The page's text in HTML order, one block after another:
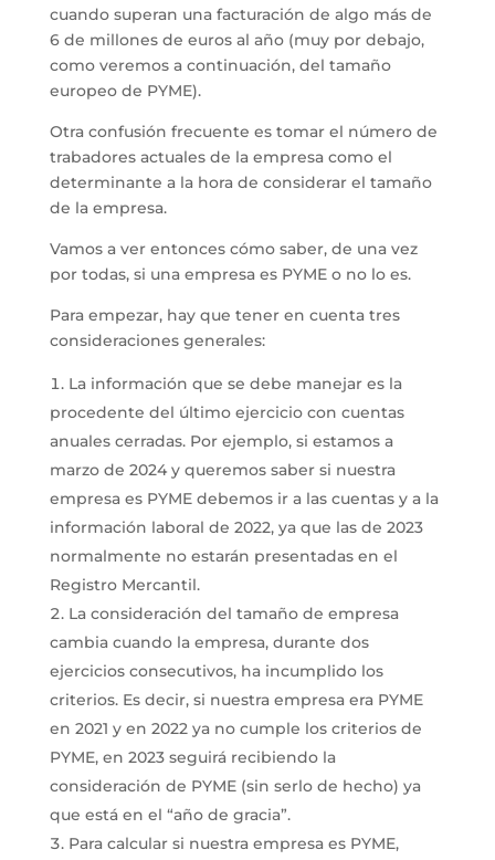
cuando superan una facturación de algo más de
6 de millones de euros al año (muy por debajo,
como veremos a continuación, del tamaño
europeo de PYME).
Otra confusión frecuente es tomar el número de
trabadores actuales de la empresa como el
determinante a la hora de considerar el tamaño
de la empresa.
Vamos a ver entonces cómo saber, de una vez
por todas, si una empresa es PYME o no lo es.
Para empezar, hay que tener en cuenta tres
consideraciones generales:
La información que se debe manejar es la
procedente del último ejercicio con cuentas
anuales cerradas. Por ejemplo, si estamos a
marzo de 2024 y queremos saber si nuestra
empresa es PYME debemos ir a las cuentas y a la
información laboral de 2022, ya que las de 2023
normalmente no estarán presentadas en el
Registro Mercantil.
La consideración del tamaño de empresa
cambia cuando la empresa, durante dos
ejercicios consecutivos, ha incumplido los
criterios. Es decir, si nuestra empresa era PYME
en 2021 y en 2022 ya no cumple los criterios de
PYME, en 2023 seguirá recibiendo la
consideración de PYME (sin serlo de hecho) ya
que está en el “año de gracia”.
Para calcular si nuestra empresa es PYME,